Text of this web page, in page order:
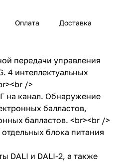
Оплата Доставка
передачи управления
4 интеллектуальных
/>
на канал. Обнаружение
балластов,
балластов. <br><br />
блока питания
DALI и DALI-2, а также